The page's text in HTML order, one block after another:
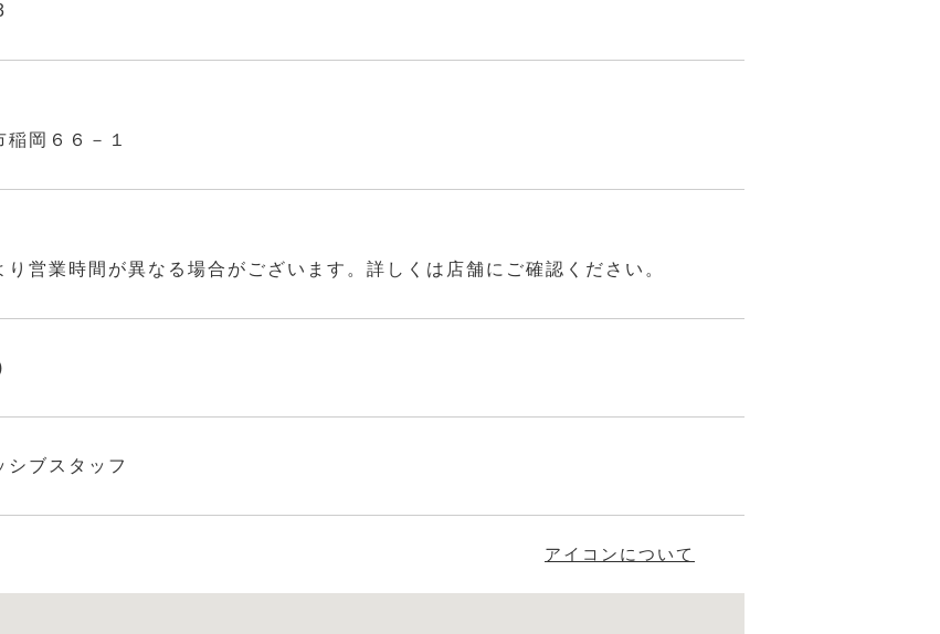
岡６６－１
営業時間が異なる場合がございます。詳しくは店舗にご確認ください。
シブスタッフ
アイコンについて